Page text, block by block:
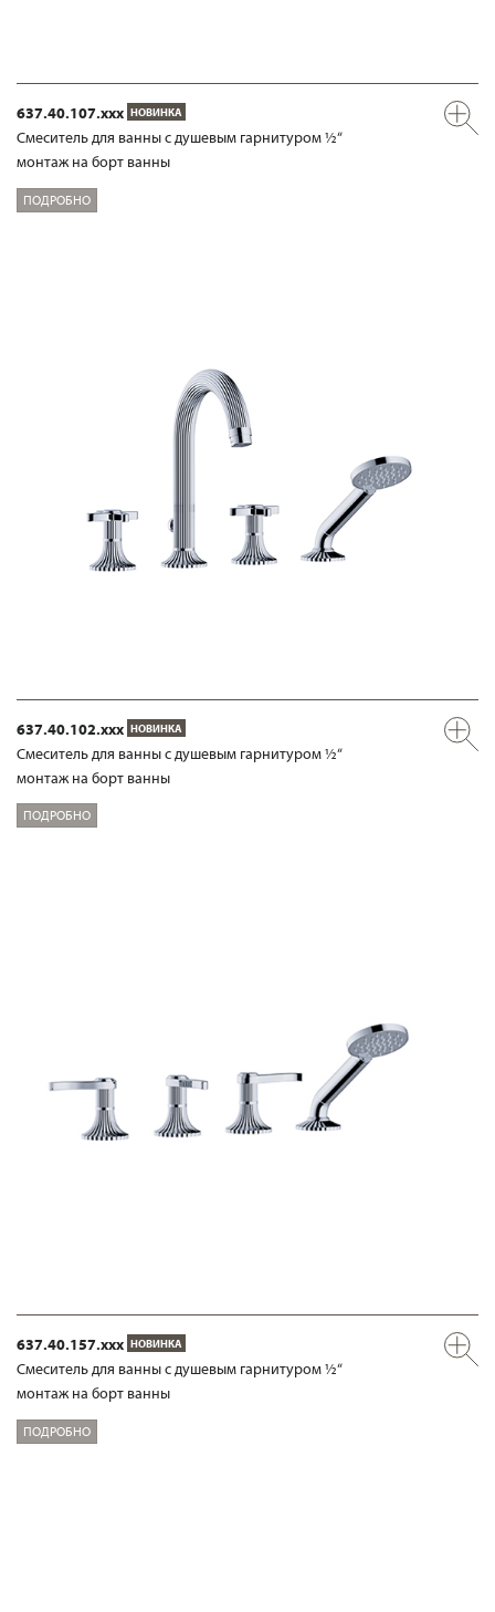
637.40.107.xxx НОВИНКА
Смеситель для ванны с душевым гарнитуром ½“
монтаж на борт ванны
ПОДРОБНО
637.40.102.xxx НОВИНКА
Смеситель для ванны с душевым гарнитуром ½“
монтаж на борт ванны
ПОДРОБНО
637.40.157.xxx НОВИНКА
Смеситель для ванны с душевым гарнитуром ½“
монтаж на борт ванны
ПОДРОБНО